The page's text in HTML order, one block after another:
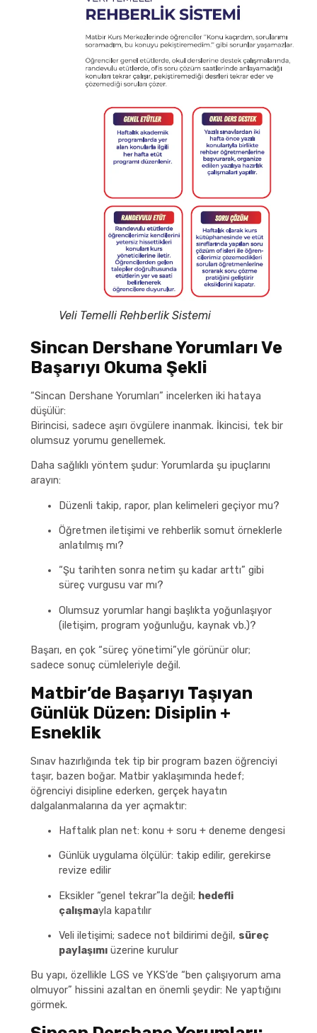
Veli Temelli Rehberlik Sistemi
Sincan Dershane Yorumları Ve
Başarıyı Okuma Şekli
“Sincan Dershane Yorumları” incelerken iki hataya
düşülür:
Birincisi, sadece aşırı övgülere inanmak. İkincisi, tek bir
olumsuz yorumu genellemek.
Daha sağlıklı yöntem şudur: Yorumlarda şu ipuçlarını
arayın:
Düzenli takip, rapor, plan kelimeleri geçiyor mu?
Öğretmen iletişimi ve rehberlik somut örneklerle
anlatılmış mı?
“Şu tarihten sonra netim şu kadar arttı” gibi
süreç vurgusu var mı?
Olumsuz yorumlar hangi başlıkta yoğunlaşıyor
(iletişim, program yoğunluğu, kaynak vb.)?
Başarı, en çok “süreç yönetimi”yle görünür olur;
sadece sonuç cümleleriyle değil.
Matbir’de Başarıyı Taşıyan
Günlük Düzen: Disiplin +
Esneklik
Sınav hazırlığında tek tip bir program bazen öğrenciyi
taşır, bazen boğar. Matbir yaklaşımında hedef;
öğrenciyi disipline ederken, gerçek hayatın
dalgalanmalarına da yer açmaktır:
Haftalık plan net: konu + soru + deneme dengesi
Günlük uygulama ölçülür: takip edilir, gerekirse
revize edilir
Eksikler “genel tekrar”la değil; hedefli
çalışmayla kapatılır
Veli iletişimi; sadece not bildirimi değil, süreç
paylaşımıüzerine kurulur
Bu yapı, özellikle LGS ve YKS’de “ben çalışıyorum ama
olmuyor” hissini azaltan en önemli şeydir: Ne yaptığını
görmek.